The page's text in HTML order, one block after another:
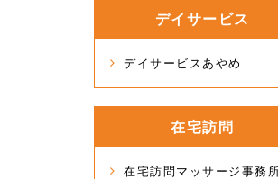
デイサービス
デイサービスあやめ
在宅訪問
在宅訪問マッサージ事務